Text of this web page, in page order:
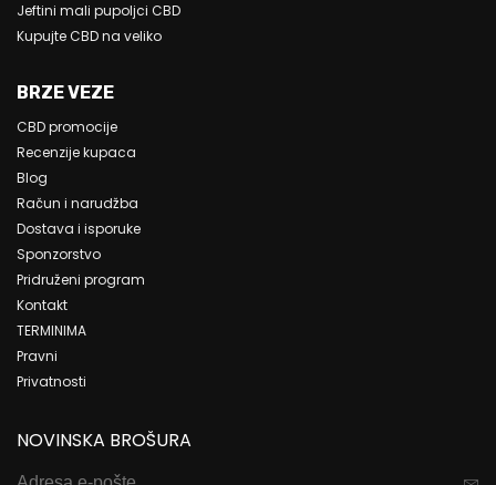
Jeftini mali pupoljci CBD
Kupujte CBD na veliko
BRZE VEZE
CBD promocije
Recenzije kupaca
Blog
Račun i narudžba
Dostava i isporuke
Sponzorstvo
Pridruženi program
Kontakt
TERMINIMA
Pravni
Privatnosti
NOVINSKA BROŠURA